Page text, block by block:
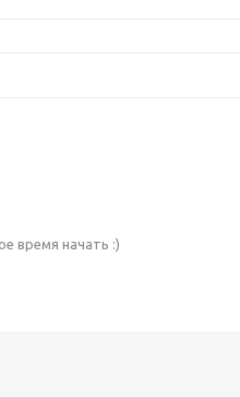
время начать :)